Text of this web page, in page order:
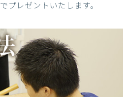
でプレゼントいたします。